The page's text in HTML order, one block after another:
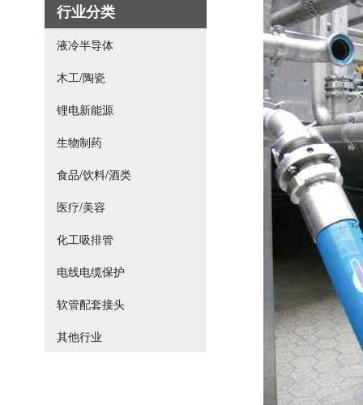
行业分类
液冷半导体
木工/陶瓷
锂电新能源
生物制药
食品/饮料/酒类
医疗/美容
化工吸排管
电线电缆保护
软管配套接头
其他行业